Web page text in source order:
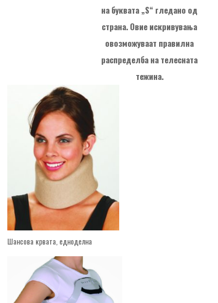
на буквата „Ѕ“ гледано од
страна. Овие искривувања
овозможуваат правилна
распределба на телесната
тежина.
Шансова крвата, едноделна